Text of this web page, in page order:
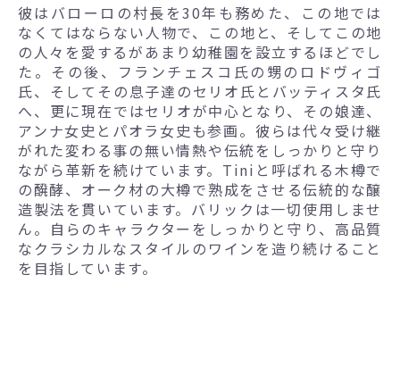
彼はバローロの村長を30年も務めた、この地では
なくてはならない人物で、この地と、そしてこの地
の人々を愛するがあまり幼稚園を設立するほどでし
た。その後、フランチェスコ氏の甥のロドヴィゴ
氏、そしてその息子達のセリオ氏とバッティスタ氏
へ、更に現在ではセリオが中心となり、その娘達、
アンナ女史とパオラ女史も参画。彼らは代々受け継
がれた変わる事の無い情熱や伝統をしっかりと守り
ながら革新を続けています。Tiniと呼ばれる木樽で
の醗酵、オーク材の大樽で熟成をさせる伝統的な醸
造製法を貫いています。バリックは一切使用しませ
ん。自らのキャラクターをしっかりと守り、高品質
なクラシカルなスタイルのワインを造り続けること
を目指しています。